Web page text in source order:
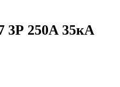
3Р 250А 35кА